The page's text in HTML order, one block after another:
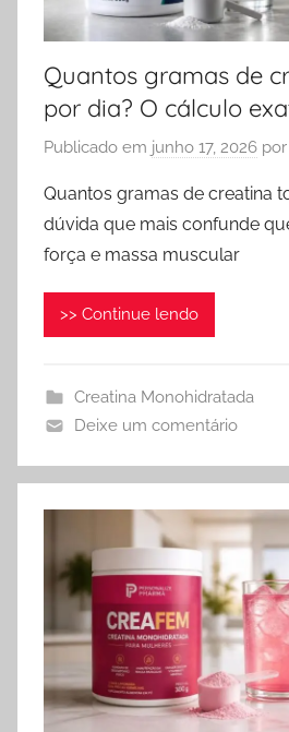
Quantos gramas de
por dia? O cálculo
Publicado em junho 17, 2026 por
Quantos gramas de creatina
dúvida que mais confunde
força e massa muscular
>> Continue lendo
Creatina Monohidratada
Deixe um comentário